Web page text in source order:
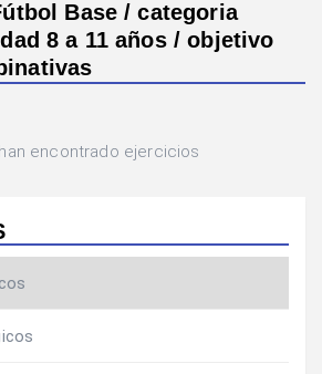
Base / categoria
8 a 11 años / objetivo
encontrado ejercicios